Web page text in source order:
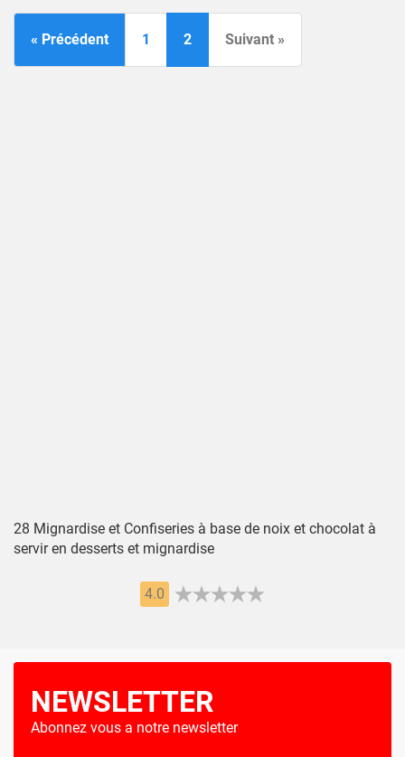
« Précédent 1 2 Suivant »
28 Mignardise et Confiseries à base de noix et chocolat à
servir en desserts et mignardise
4.0
NEWSLETTER
Abonnez vous a notre newsletter